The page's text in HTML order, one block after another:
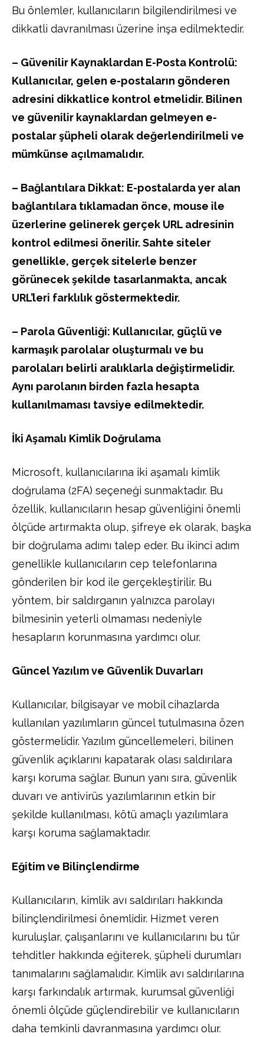
Bu önlemler, kullanıcıların bilgilendirilmesi ve
dikkatli davranılması üzerine inşa edilmektedir.
– Güvenilir Kaynaklardan E-Posta Kontrolü:
Kullanıcılar, gelen e-postaların gönderen
adresini dikkatlice kontrol etmelidir. Bilinen
ve güvenilir kaynaklardan gelmeyen e-
postalar şüpheli olarak değerlendirilmeli ve
mümkünse açılmamalıdır.
– Bağlantılara Dikkat: E-postalarda yer alan
bağlantılara tıklamadan önce, mouse ile
üzerlerine gelinerek gerçek URL adresinin
kontrol edilmesi önerilir. Sahte siteler
genellikle, gerçek sitelerle benzer
görünecek şekilde tasarlanmakta, ancak
URL’leri farklılık göstermektedir.
– Parola Güvenliği: Kullanıcılar, güçlü ve
karmaşık parolalar oluşturmalı ve bu
parolaları belirli aralıklarla değiştirmelidir.
Aynı parolanın birden fazla hesapta
kullanılmaması tavsiye edilmektedir.
İki Aşamalı Kimlik Doğrulama
Microsoft, kullanıcılarına iki aşamalı kimlik
doğrulama (2FA) seçeneği sunmaktadır. Bu
özellik, kullanıcıların hesap güvenliğini önemli
ölçüde artırmakta olup, şifreye ek olarak, başka
bir doğrulama adımı talep eder. Bu ikinci adım
genellikle kullanıcıların cep telefonlarına
gönderilen bir kod ile gerçekleştirilir. Bu
yöntem, bir saldırganın yalnızca parolayı
bilmesinin yeterli olmaması nedeniyle
hesapların korunmasına yardımcı olur.
Güncel Yazılım ve Güvenlik Duvarları
Kullanıcılar, bilgisayar ve mobil cihazlarda
kullanılan yazılımların güncel tutulmasına özen
göstermelidir. Yazılım güncellemeleri, bilinen
güvenlik açıklarını kapatarak olası saldırılara
karşı koruma sağlar. Bunun yanı sıra, güvenlik
duvarı ve antivirüs yazılımlarının etkin bir
şekilde kullanılması, kötü amaçlı yazılımlara
karşı koruma sağlamaktadır.
Eğitim ve Bilinçlendirme
Kullanıcıların, kimlik avı saldırıları hakkında
bilinçlendirilmesi önemlidir. Hizmet veren
kuruluşlar, çalışanlarını ve kullanıcılarını bu tür
tehditler hakkında eğiterek, şüpheli durumları
tanımalarını sağlamalıdır. Kimlik avı saldırılarına
karşı farkındalık artırmak, kurumsal güvenliği
önemli ölçüde güçlendirebilir ve kullanıcıların
daha temkinli davranmasına yardımcı olur.